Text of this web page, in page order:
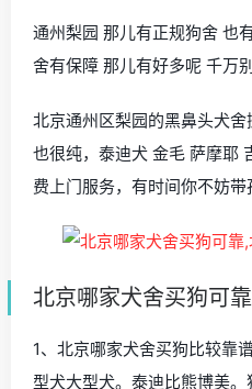
通州梨园 那儿有正规狗舍 也
舍有保障 那儿有好多呢 千万
北京通州区梨园的黑鼻头犬
也很纯，泰迪犬 金毛 萨摩耶
费上门服务，有时间你不妨带
北京哪家犬舍买狗可靠
1、北京哪家犬舍买狗比较靠
型犬大型犬。泰迪比熊博美。